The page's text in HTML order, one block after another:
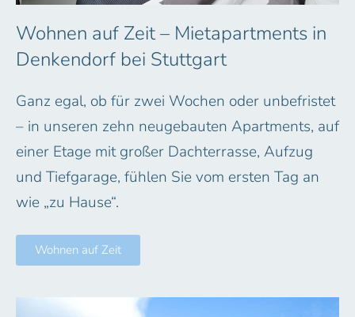
Wohnen auf Zeit – Mietapartments in
Denkendorf bei Stuttgart
Ganz egal, ob für zwei Wochen oder unbefristet
– in unseren zehn neugebauten Apartments, auf
einer Etage mit großer Dachterrasse, Aufzug
und Tiefgarage, fühlen Sie vom ersten Tag an
wie „zu Hause“.
Wohnen auf Zeit